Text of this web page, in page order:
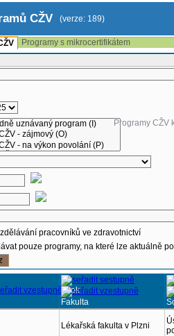
CŽV (verze: 189)
Programy s mikrocertifikátem
Programy CŽV
pracovníků ve zdravotnictví
pouze programy, na které lze aktuálně
Rok
Fakulta
Lékařská fakulta v Plzni